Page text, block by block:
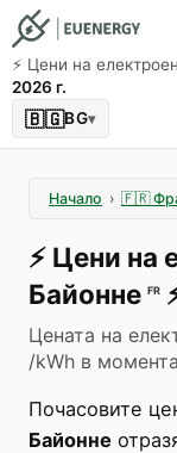
⚡️ Цени на
2026 г.
🇧🇬BG▾
Начало › 🇫🇷
⚡️ Цени на
Байонне FR
Цената на
/kWh в
Почасовите
Байонне